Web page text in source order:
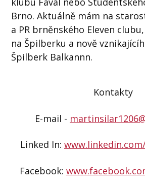
Brno. Aktuálně mám na
a PR brněnského Eleven
na Špilberku a nově
Špilberk Balkannn.
Kontakty
E-mail -
Linked In:
Facebook: